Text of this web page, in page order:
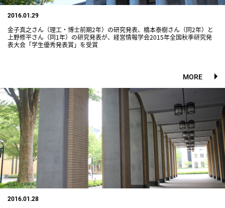
2016.01.29
金子真之さん（理工・博士前期2年）の研究発表、橋本泰樹さん（同2年）と
上野修平さん（同1年）の研究発表が、経営情報学会2015年全国秋季研究発
表大会「学生優秀発表賞」を受賞
MORE
2016.01.28